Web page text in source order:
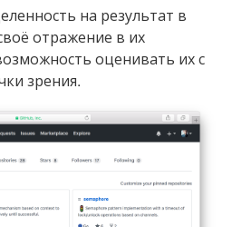
на результат в
отражение в их
оценивать их с
зрения.